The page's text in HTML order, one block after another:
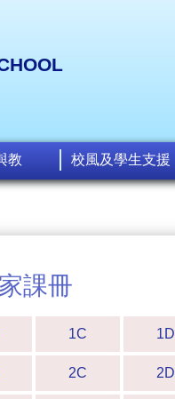
教 校風及學生支援
家課冊
1C 1D
2C 2D